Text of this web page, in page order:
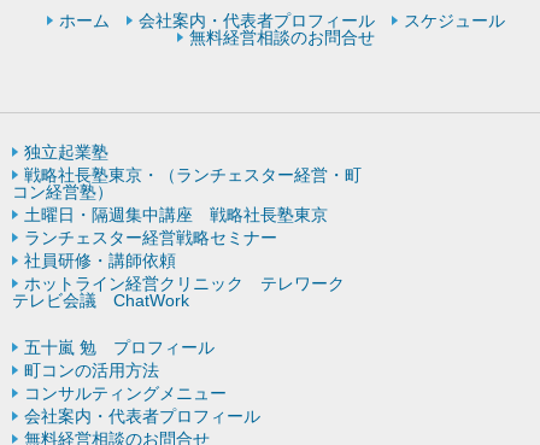
ホーム 会社案内・代表者プロフィール
スケジュール
無料経営相談のお問合せ
独立起業塾
戦略社長塾東京・（ランチェスター経営・町
コン経営塾）
土曜日・隔週集中講座 戦略社長塾東京
ランチェスター経営戦略セミナー
社員研修・講師依頼
ホットライン経営クリニック テレワーク
テレビ会議 ChatWork
五十嵐 勉 プロフィール
町コンの活用方法
コンサルティングメニュー
会社案内・代表者プロフィール
無料経営相談のお問合せ